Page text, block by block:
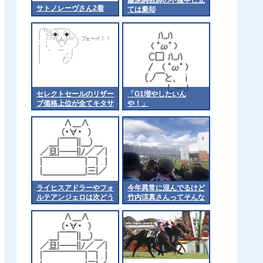
サトノレーヴさん2着
ては棄却
セレクトセールのリザー
ブ価格上位が全てキタサ
ンイクイ産駒に
「G1増やしたいん
や！」
ライヒスアドラーやフォ
ルテアンジェロは次どう
すんだろうなあ 他
今年異常に混んでるけど
竹内涼真さんってそんな
人気あんの？ 他